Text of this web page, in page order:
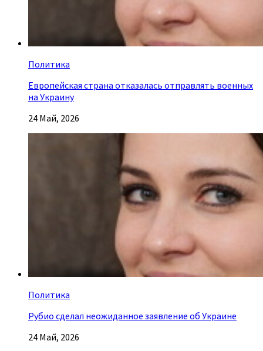
Политика
Европейская страна отказалась отправлять военных
на Украину
24 Май, 2026
Политика
Рубио сделал неожиданное заявление об Украине
24 Май, 2026